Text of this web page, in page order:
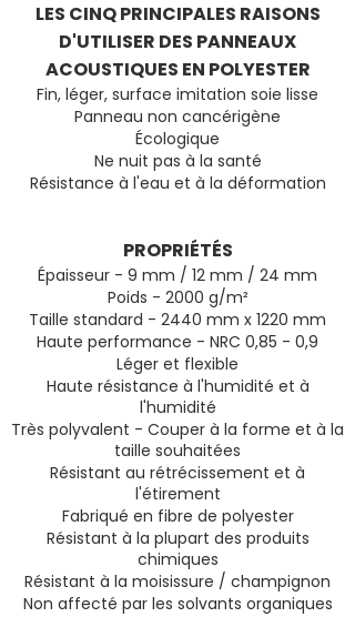
LES CINQ PRINCIPALES RAISONS
D'UTILISER DES PANNEAUX
ACOUSTIQUES EN POLYESTER
Fin, léger, surface imitation soie lisse
Panneau non cancérigène
Écologique
Ne nuit pas à la santé
Résistance à l'eau et à la déformation
PROPRIÉTÉS
Épaisseur - 9 mm / 12 mm / 24 mm
Poids - 2000 g/m²
Taille standard - 2440 mm x 1220 mm
Haute performance - NRC 0,85 - 0,9
Léger et flexible
Haute résistance à l'humidité et à
l'humidité
Très polyvalent - Couper à la forme et à la
taille souhaitées
Résistant au rétrécissement et à
l'étirement
Fabriqué en fibre de polyester
Résistant à la plupart des produits
chimiques
Résistant à la moisissure / champignon
Non affecté par les solvants organiques